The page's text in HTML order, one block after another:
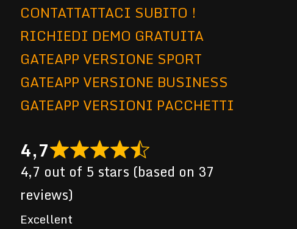
CONTATTATTACI SUBITO !
RICHIEDI DEMO GRATUITA
GATEAPP VERSIONE SPORT
GATEAPP VERSIONE BUSINESS
GATEAPP VERSIONI PACCHETTI
4,7
4,7 out of 5 stars (based on 37
reviews)
Excellent